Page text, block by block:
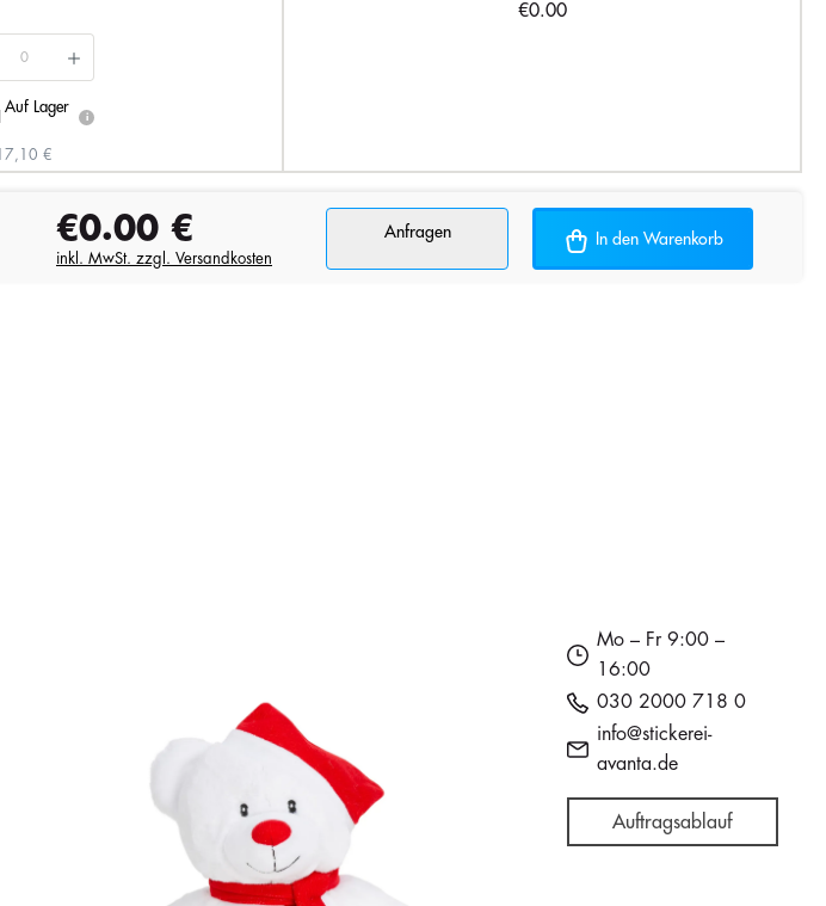
Auf Lager
i
17,10 €
€0.00
€0.00 €
inkl. MwSt. zzgl. Versandkosten
Anfragen In den Warenkorb
Mo – Fr 9:00 –
16:00
030 2000 718 0
info@stickerei-
avanta.de
Auftragsablauf